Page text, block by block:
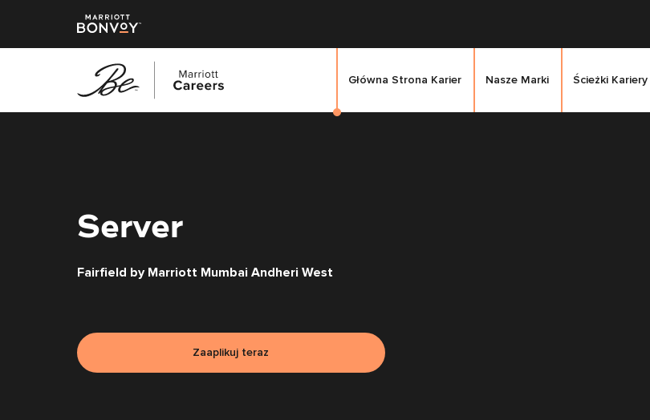
Główna Strona Karier Nasze Marki Ścieżki Kariery
Server
Fairfield by Marriott Mumbai Andheri West
Zaaplikuj teraz